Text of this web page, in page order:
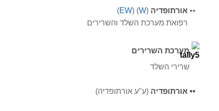
•
• אורתופדיה (
W
) (
EW
)
רפואת מערכת השלד והשרירים
מערכת השרירים
שרירי השלד
•
• אורתופדיה (ע"ע אורתופדיה)